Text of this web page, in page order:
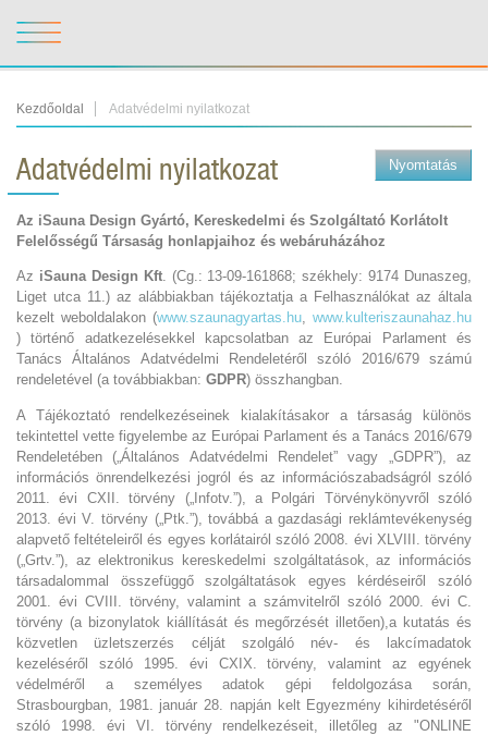
Kezdőoldal Adatvédelmi nyilatkozat
Nyomtatás
Adatvédelmi nyilatkozat
Az iSauna Design Gyártó, Kereskedelmi és Szolgáltató Korlátolt
Felelősségű Társaság honlapjaihoz és webáruházához
Az iSauna Design Kft. (Cg.: 13-09-161868; székhely: 9174 Dunaszeg,
Liget utca 11.) az alábbiakban tájékoztatja a Felhasználókat az általa
kezelt weboldalakon (www.szaunagyartas.hu, www.kulteriszaunahaz.hu
) történő adatkezelésekkel kapcsolatban az Európai Parlament és
Tanács Általános Adatvédelmi Rendeletéről szóló 2016/679 számú
rendeletével (a továbbiakban: GDPR) összhangban.
A Tájékoztató rendelkezéseinek kialakításakor a társaság különös
tekintettel vette figyelembe az Európai Parlament és a Tanács 2016/679
Rendeletében („Általános Adatvédelmi Rendelet” vagy „GDPR”), az
információs önrendelkezési jogról és az információszabadságról szóló
2011. évi CXII. törvény („Infotv.”), a Polgári Törvénykönyvről szóló
2013. évi V. törvény („Ptk.”), továbbá a gazdasági reklámtevékenység
alapvető feltételeiről és egyes korlátairól szóló 2008. évi XLVIII. törvény
(„Grtv.”), az elektronikus kereskedelmi szolgáltatások, az információs
társadalommal összefüggő szolgáltatások egyes kérdéseiről szóló
2001. évi CVIII. törvény, valamint a számvitelről szóló 2000. évi C.
törvény (a bizonylatok kiállítását és megőrzését illetően),a kutatás és
közvetlen üzletszerzés célját szolgáló név- és lakcímadatok
kezeléséről szóló 1995. évi CXIX. törvény, valamint az egyének
védelméről a személyes adatok gépi feldolgozása során,
Strasbourgban, 1981. január 28. napján kelt Egyezmény kihirdetéséről
szóló 1998. évi VI. törvény rendelkezéseit, illetőleg az "ONLINE